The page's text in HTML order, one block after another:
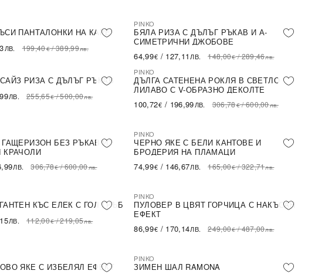
ПАНТАЛОНКИ НА КАРЕ
ЛВ. 199,40€/389,99лв.
-56% SALE
PINKO
БЯЛА РИЗА С ДЪЛЪГ РЪКАВ И А-
СИМЕТРИЧНИ ДЖОБОВЕ
64,99€ / 127,11 ЛВ. 148,00€/289,46лв.
РИЗА С ДЪЛЪГ РЪКАВ
ЛВ. 255,65€/500,00лв.
NEW IN ПОСЛЕДНА БРОЙКА
PINKO
ДЪЛГА САТЕНЕНА РОКЛЯ В СВЕТЛО
ЛИЛАВО С V-ОБРАЗНО ДЕКОЛТЕ
100,72€ / 196,99ЛВ. 306,78€/600,00лв.
ПОСЛЕДНА БРОЙКАБЕЗ РЪКАВ И
КРАЧОЛИ
ЛВ. 306,78€/600,00лв.
NEW IN ПОСЛЕДНА БРОЙКА
PINKO
ЧЕРНО ЯКЕ С БЕЛИ КАНТОВЕ И
БРОДЕРИЯ НА ПЛАМАЦИ
74,99€ / 146,67ЛВ. 165,00€/322,71лв.
ПОСЛЕДНА БРОЙКА
КЪС ЕЛЕК С ГОЛ ГРЪБ
ЛВ. 112,00€/219,05лв.
NEW IN ПОСЛЕДНА БРОЙКА
PINKO
ПУЛОВЕР В ЦВЯТ ГОРЧИЦА С НАКЪСАН
ЕФЕКТ
86,99€ / 170,14ЛВ. 249,00€/487,00лв.
ЯКЕ С ИЗБЕЛЯЛ ЕФЕКТ
NEW IN ПОСЛЕДНА БРОЙКА
PINKO
ЗИМЕН ШАЛ RAMONA